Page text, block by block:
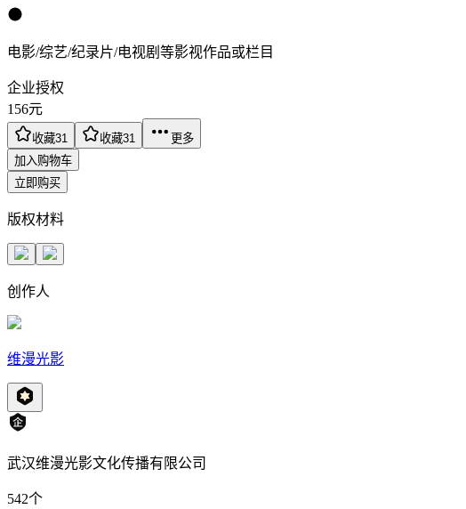
电影/综艺/纪录片/电视剧等影视作品或栏目
企业授权
156元
收藏31 收藏31
更多
加入购物车
立即购买
版权材料
创作人
维漫光影
武汉维漫光影文化传播有限公司
542个